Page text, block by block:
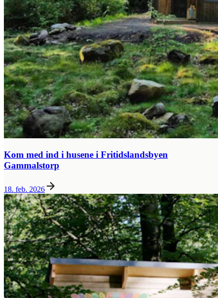
Kom med ind i husene i Fritidslandsbyen
Gammalstorp
18. feb. 2026